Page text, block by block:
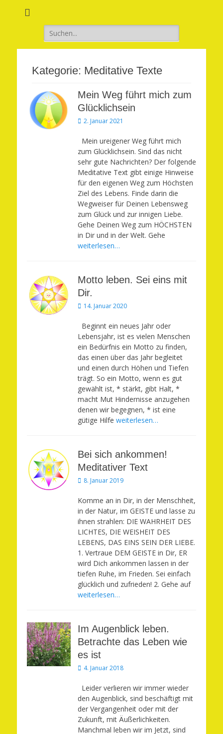
Suchen
nach:
Kategorie: Meditative Texte
Mein Weg führt mich zum
Glücklichsein
Veröffentlicht
2. Januar 2021
Mein ureigener Weg führt mich
zum Glücklichsein. Sind das nicht
sehr gute Nachrichten? Der folgende
Meditative Text gibt einige Hinweise
für den eigenen Weg zum Höchsten
Ziel des Lebens. Finde darin die
Wegweiser für Deinen Lebensweg
zum Glück und zur innigen Liebe.
Gehe Deinen Weg zum HÖCHSTEN
in Dir und in der Welt. Gehe
weiterlesen…
Motto leben. Sei eins mit
Dir.
Veröffentlicht
14. Januar 2020
Beginnt ein neues Jahr oder
Lebensjahr, ist es vielen Menschen
ein Bedürfnis ein Motto zu finden,
das einen über das Jahr begleitet
und einen durch Höhen und Tiefen
trägt. So ein Motto, wenn es gut
gewählt ist, * stärkt, gibt Halt, *
macht Mut Hindernisse anzugehen
denen wir begegnen, * ist eine
gütige Hilfe weiterlesen…
Bei sich ankommen!
Meditativer Text
Veröffentlicht
8. Januar 2019
Komme an in Dir, in der Menschheit,
in der Natur, im GEISTE und lasse zu
ihnen strahlen: DIE WAHRHEIT DES
LICHTES, DIE WEISHEIT DES
LEBENS, DAS EINS SEIN DER LIEBE.
1. Vertraue DEM GEISTE in Dir, ER
wird Dich ankommen lassen in der
tiefen Ruhe, im Frieden. Sei einfach
glücklich und zufrieden! 2. Gehe auf
weiterlesen…
Im Augenblick leben.
Betrachte das Leben wie
es ist
Veröffentlicht
4. Januar 2018
Leider verlieren wir immer wieder
den Augenblick, sind beschäftigt mit
der Vergangenheit oder mit der
Zukunft, mit Äußerlichkeiten.
Manchmal leben wir im Jetzt, sind